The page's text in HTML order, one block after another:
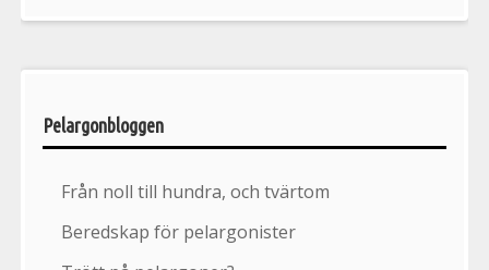
Pelargonbloggen
Från noll till hundra, och tvärtom
Beredskap för pelargonister